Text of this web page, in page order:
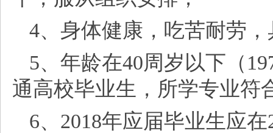
4、身体健康，吃苦耐劳
5、年龄在40周岁以下（
通高校毕业生，所学专业符
6、2018年应届毕业生应